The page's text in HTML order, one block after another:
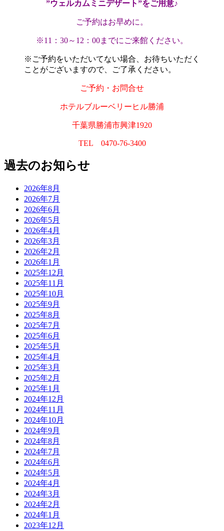
”ウェルカムミニデザート”をご用意♪
ご予約はお早めに。
※11：30～12：00までにご来館ください。
※ご予約をいただいてない場合、お待ちいただく
ことがございますので、ご了承ください。
ご予約・お問合せ
ホテルブルーベリーヒル勝浦
千葉県勝浦市興津1920
TEL 0470-76-3400
過去のお知らせ
2026年8月
2026年7月
2026年6月
2026年5月
2026年4月
2026年3月
2026年2月
2026年1月
2025年12月
2025年11月
2025年10月
2025年9月
2025年8月
2025年7月
2025年6月
2025年5月
2025年4月
2025年3月
2025年2月
2025年1月
2024年12月
2024年11月
2024年10月
2024年9月
2024年8月
2024年7月
2024年6月
2024年5月
2024年4月
2024年3月
2024年2月
2024年1月
2023年12月